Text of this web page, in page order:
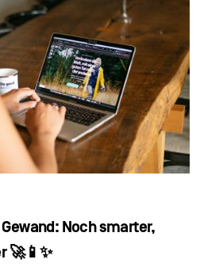
Noch smarter,
🚀📱✨